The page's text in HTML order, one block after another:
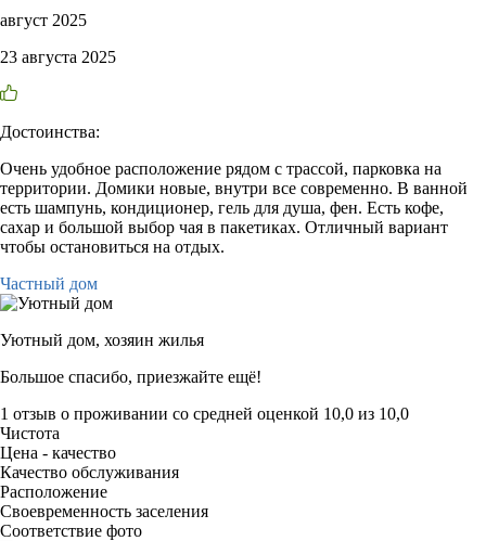
август 2025
23 августа 2025
Достоинства:
Очень удобное расположение рядом с трассой, парковка на
территории. Домики новые, внутри все современно. В ванной
есть шампунь, кондиционер, гель для душа, фен. Есть кофе,
сахар и большой выбор чая в пакетиках. Отличный вариант
чтобы остановиться на отдых.
Частный дом
Уютный дом, хозяин жилья
Большое спасибо, приезжайте ещё!
1 отзыв о проживании со средней оценкой 10,0 из 10,0
Чистота
Цена - качество
Качество обслуживания
Расположение
Своевременность заселения
Соответствие фото